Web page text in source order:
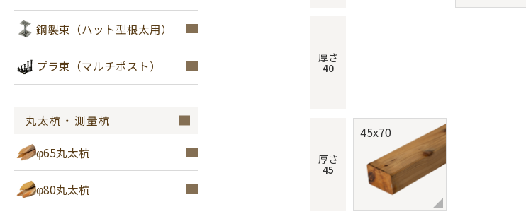
鋼製束（ハット型根太用）
プラ束（マルチポスト）
丸太杭・測量杭
φ65丸太杭
φ80丸太杭
厚さ
40
厚さ
45
45x70